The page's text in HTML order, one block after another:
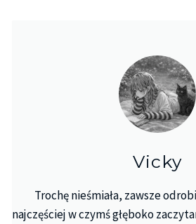
Vicky
Trochę nieśmiała, zawsze
najczęściej w czymś głęboko